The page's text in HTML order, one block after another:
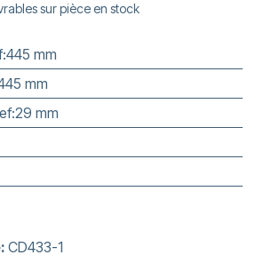
sur pièce en stock
mm
mm
ef:29 mm
CD433-1